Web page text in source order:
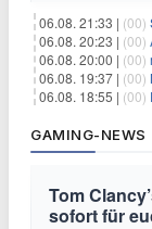
06.08. 21:33 | (00)
06.08. 20:23 | (00)
06.08. 20:00 | (00)
06.08. 19:37 | (00)
06.08. 18:55 | (00)
GAMING-NEWS
Tom
sofort für